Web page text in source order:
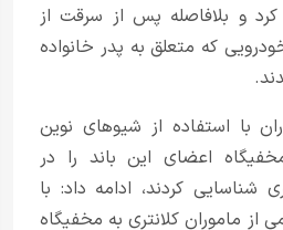
و بلافاصله پس از سرقت از
که متعلق به پدر خانواده
با استفاده از شیوهای نوین
اعضای این باند را در
شناسایی کردند، ادامه داد: با
از ماموران کلانتری به مخفیگاه